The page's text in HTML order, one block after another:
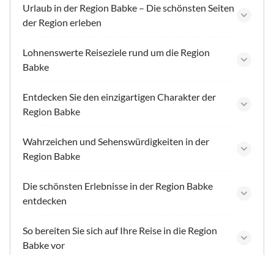
Urlaub in der Region Babke – Die schönsten Seiten
der Region erleben
Lohnenswerte Reiseziele rund um die Region
Babke
Entdecken Sie den einzigartigen Charakter der
Region Babke
Wahrzeichen und Sehenswürdigkeiten in der
Region Babke
Die schönsten Erlebnisse in der Region Babke
entdecken
So bereiten Sie sich auf Ihre Reise in die Region
Babke vor